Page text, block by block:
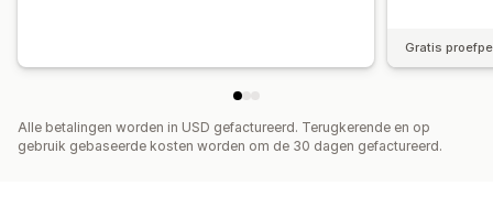
Gratis
Alle betalingen worden in USD gefactureerd. Terugkerende en op
gebruik gebaseerde kosten worden om de 30 dagen gefactureerd.